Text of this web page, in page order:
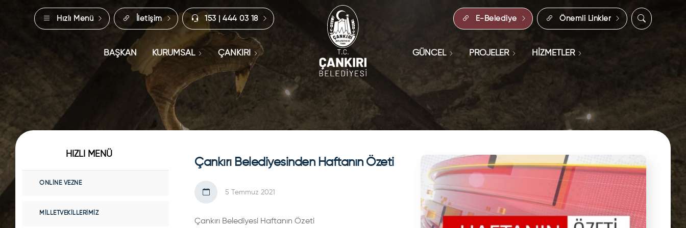
Hızlı Menü İletişim 153 | 444 03 18 E-Belediye Önemli Linkler
BAŞKAN KURUMSAL ÇANKIRI GÜNCEL PROJELER HİZMETLER
Çankırı Belediyesinden Haftanın Özeti
5 Temmuz 2021
Çankırı Belediyesi Haftanın Özeti
HIZLI MENÜ
ONLINE VEZNE
MILLETVEKILLERIMIZ